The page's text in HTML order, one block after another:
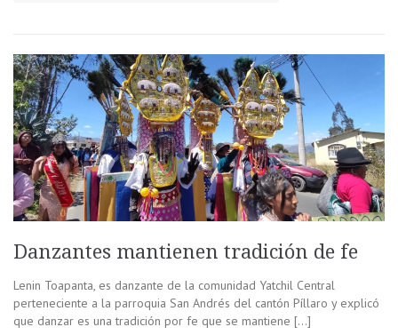
Danzantes mantienen tradición de fe
Lenin Toapanta, es danzante de la comunidad Yatchil Central
perteneciente a la parroquia San Andrés del cantón Píllaro y explicó
que danzar es una tradición por fe que se mantiene […]